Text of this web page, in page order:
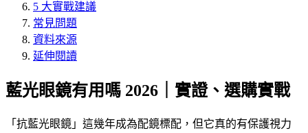
5 大實戰建議
常見問題
資料來源
延伸閱讀
藍光眼鏡有用嗎 2026｜實證、選購實戰
「 抗藍光眼鏡 」這幾年成為配鏡標配，但它真的有保護視力